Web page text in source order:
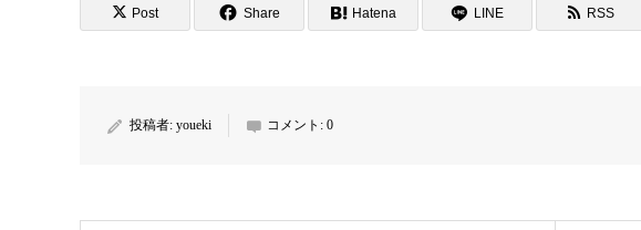
Post Share Hatena LINE RSS
投稿者: youeki コメント: 0